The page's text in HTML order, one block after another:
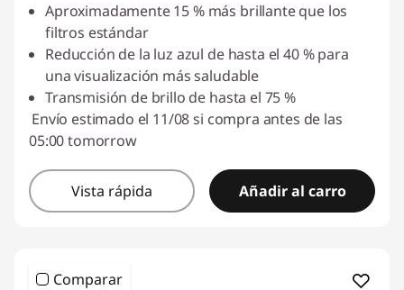
Aproximadamente 15 % más brillante que los
filtros estándar
Reducción de la luz azul de hasta el 40 % para
una visualización más saludable
Transmisión de brillo de hasta el 75 %
Envío estimado el 11/08 si compra antes de las
05:00 tomorrow
Vista rápida Añadir al carro
Comparar